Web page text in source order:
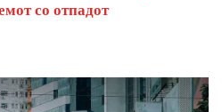
со отпадот